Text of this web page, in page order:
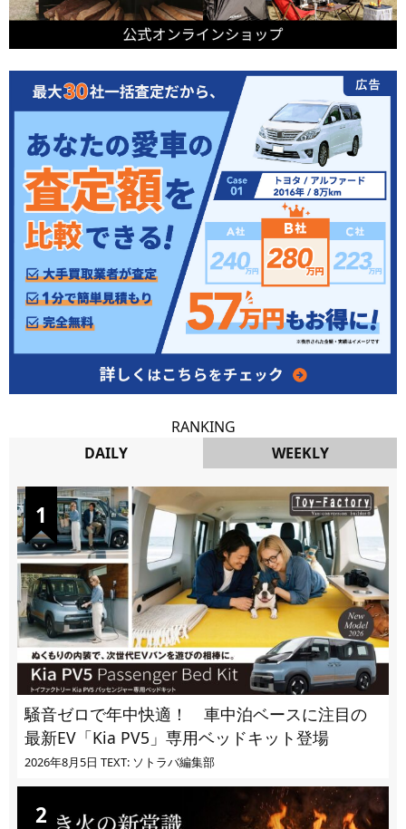
RANKING
DAILY
WEEKLY
騒音ゼロで年中快適！ 車中泊ベースに注目の
最新EV「Kia PV5」専用ベッドキット登場
2026年8月5日 TEXT: ソトラバ編集部